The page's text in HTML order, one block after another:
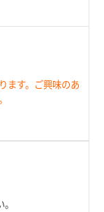
ます。ご興味のあ